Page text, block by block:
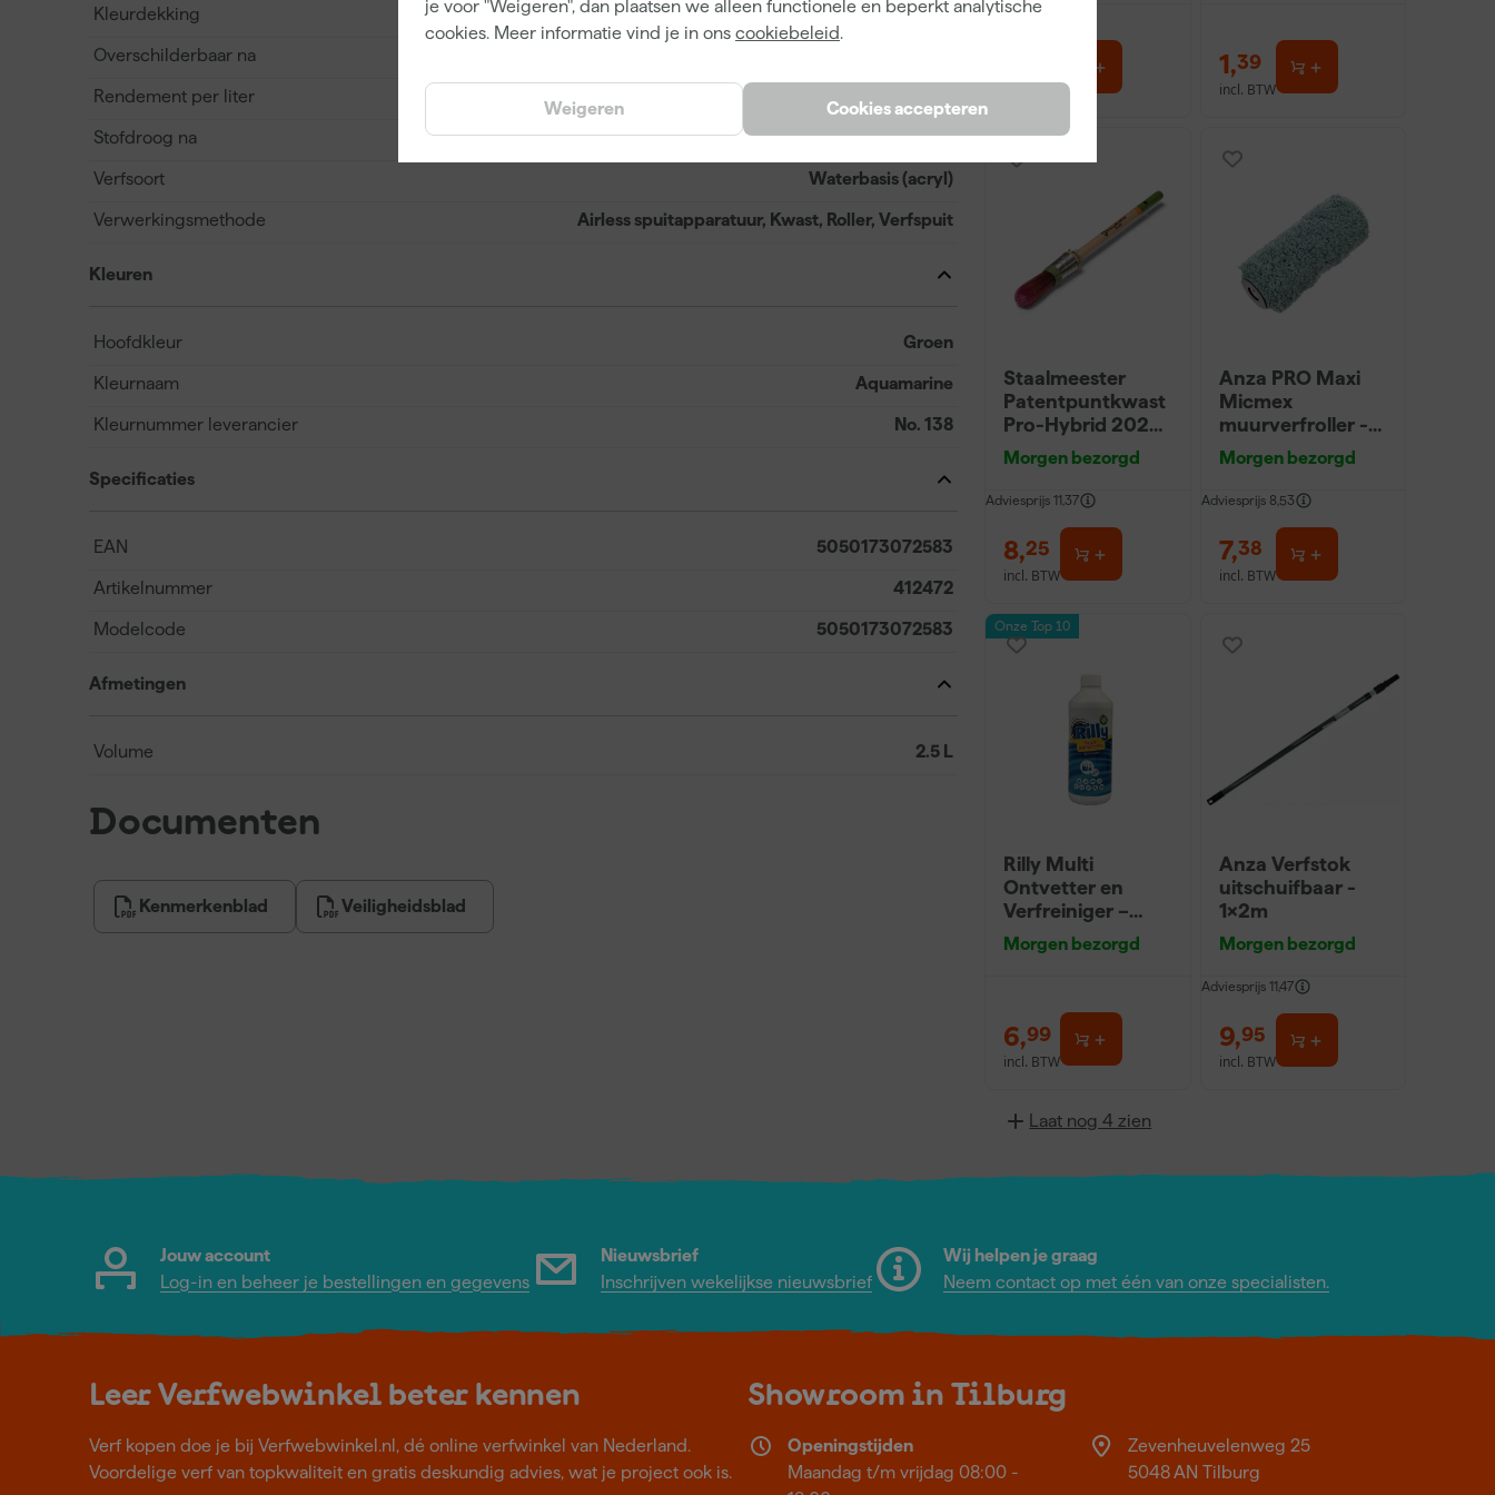
je voor "Weigeren", dan plaatsen we alleen functionele en beperkt analytische
cookies. Meer informatie vind je in ons cookiebeleid.
Cookies accepteren
Weigeren
Kleurdekking Dekkend
Overschilderbaar na
Rendement per liter
Stofdroog na 2 h
Verfsoort Waterbasis (acryl)
Verwerkingsmethode Airless spuitapparatuur, Kwast, Roller, Verfspuit
Kleuren
Hoofdkleur Groen
Kleurnaam Aquamarine
Kleurnummer leverancier No. 138
Specificaties
EAN 5050173072583
Artikelnummer 412472
Modelcode 5050173072583
Afmetingen
Volume 2.5 L
Documenten
Kenmerkenblad Veiligheidsblad
1,39
incl. BTW
Staalmeester
Patentpuntkwast
Pro-Hybrid 2020
- 10 (2cm)
Morgen bezorgd
Adviesprijs 11,37
8,25
incl. BTW
Anza PRO Maxi
Micmex
muurverfroller -
18cm
Morgen bezorgd
Adviesprijs 8,53
7,38
incl. BTW
Onze Top 10
Rilly Multi
Ontvetter en
Verfreiniger –
0,5L
Morgen bezorgd
6,99
incl. BTW
Anza Verfstok
uitschuifbaar -
1x2m
Morgen bezorgd
Adviesprijs 11,47
9,95
incl. BTW
Laat nog 4 zien
Jouw account
Log-in en beheer je bestellingen en gegevens
Nieuwsbrief
Inschrijven wekelijkse nieuwsbrief
Wij helpen je graag
Neem contact op met één van onze specialisten.
Leer Verfwebwinkel beter kennen
Verf kopen doe je bij Verfwebwinkel.nl, dé online verfwinkel van Nederland.
Voordelige verf van topkwaliteit en gratis deskundig advies, wat je project ook is.
Showroom in Tilburg
Openingstijden
Maandag t/m vrijdag 08:00 -
Zevenheuvelenweg 25
5048 AN Tilburg